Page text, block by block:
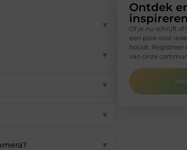
▼
▼
▼
▼
▼
Ontdek
Of je nu schrijft
een plek voor
houdt. Registreer
van onze